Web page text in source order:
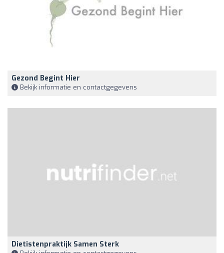
Gezond Begint Hier
Bekijk informatie en contactgegevens
Dietistenpraktijk Samen Sterk